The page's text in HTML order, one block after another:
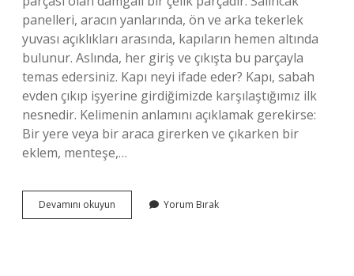
panelleri, aracın yanlarında, ön ve arka tekerlek
yuvası açıklıkları arasında, kapıların hemen altında
bulunur. Aslında, her giriş ve çıkışta bu parçayla
temas edersiniz. Kapı neyi ifade eder? Kapı, sabah
evden çıkıp işyerine girdiğimizde karşılaştığımız ilk
nesnedir. Kelimenin anlamını açıklamak gerekirse:
Bir yere veya bir araca girerken ve çıkarken bir
eklem, menteşe,…
Devamını okuyun
Altı
Yorum Bırak